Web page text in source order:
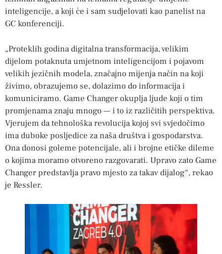
inteligencije, a koji će i sam sudjelovati kao panelist na
GC konferenciji.
„Proteklih godina digitalna transformacija, velikim
dijelom potaknuta umjetnom inteligencijom i pojavom
velikih jezičnih modela, značajno mijenja način na koji
živimo, obrazujemo se, dolazimo do informacija i
komuniciramo. Game Changer okuplja ljude koji o tim
promjenama znaju mnogo — i to iz različitih perspektiva.
Vjerujem da tehnološka revolucija kojoj svi svjedočimo
ima duboke posljedice za naša društva i gospodarstva.
Ona donosi goleme potencijale, ali i brojne etičke dileme
o kojima moramo otvoreno razgovarati. Upravo zato Game
Changer predstavlja pravo mjesto za takav dijalog“, rekao
je Ressler.